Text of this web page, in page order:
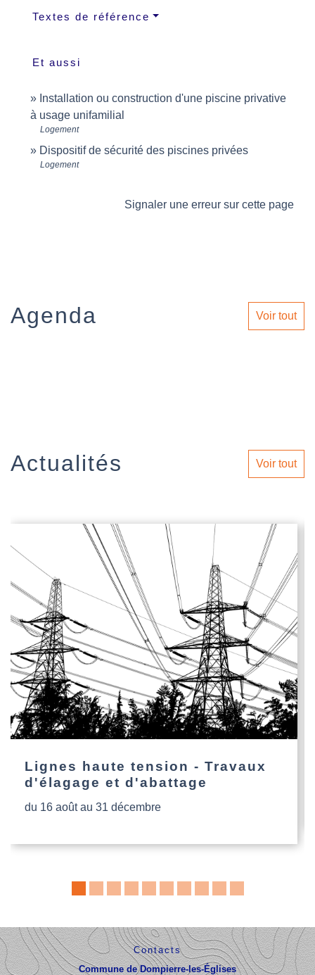
Textes de référence
Et aussi
Installation ou construction d'une piscine privative
à usage unifamilial
Logement
Dispositif de sécurité des piscines privées
Logement
Signaler une erreur sur cette page
Agenda Voir tout
Actualités Voir tout
Lignes haute tension - Travaux
d'élagage et d'abattage
du 16 août au 31 décembre
Contacts
Commune de Dompierre-les-Églises